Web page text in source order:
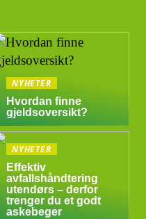
NYHETER
Hvordan finne
gjeldsoversikt?
NYHETER
Effektiv
avfallshåndtering
utendørs – derfor
trenger du et godt
askebeger